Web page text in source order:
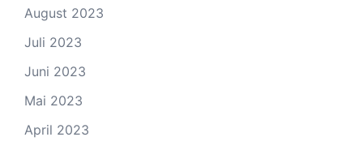
August 2023
Juli 2023
Juni 2023
Mai 2023
April 2023